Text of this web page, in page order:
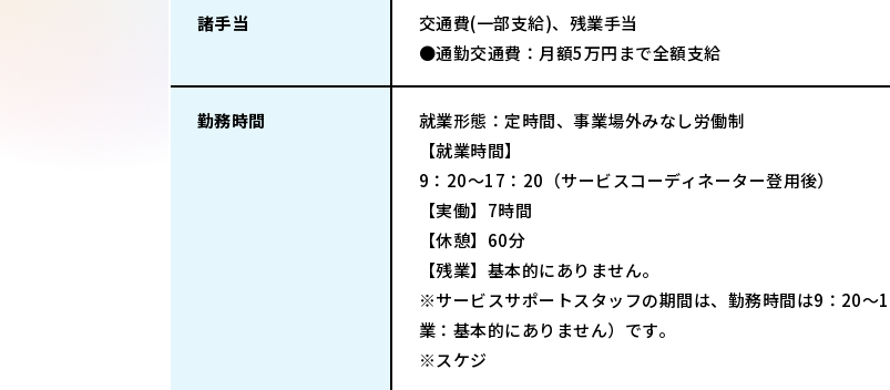
諸手当
交通費(一部支給)、残業手当
●通勤交通費：月額5万円まで全額支給
勤務時間
就業形態：定時間、事業場外みなし労働制
【就業時間】
9：20～17：20（サービスコーディネーター登用後）
【実働】7時間
【休憩】60分
【残業】基本的にありません。
※サービスサポートスタッフの期間は、勤務時間は9：20
業：基本的にありません）です。
※スケジ